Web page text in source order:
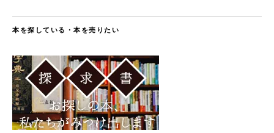
本を探している・本を売りたい